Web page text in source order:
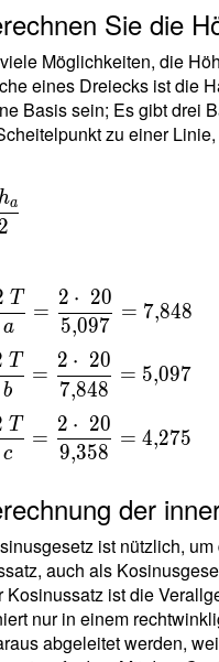
11{,}151
6{,}054
3{,}303
1{,}793 } \
400
Sie die
Möglichkeiten, die
eines Dreiecks ist die
Basis sein; Es gibt drei
zu einer
2
ha
a
T
=
5,097
2 ⋅ 20
= 7,848
b
T
=
7,848
2 ⋅ 20
= 5,097
c
T
=
9,358
2 ⋅ 20
= 4,275
der
ist nützlich,
auch als
Kosinussatz ist die
nur in einem
abgeleitet werden,